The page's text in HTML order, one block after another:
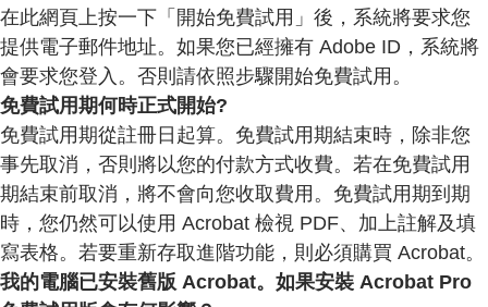
在此網頁上按一下「開始免費試用」後，系統將要求您
提供電子郵件地址。如果您已經擁有 Adobe ID，系統將
會要求您登入。否則請依照步驟開始免費試用。
免費試用期何時正式開始?
免費試用期從註冊日起算。免費試用期結束時，除非您
事先取消，否則將以您的付款方式收費。若在免費試用
期結束前取消，將不會向您收取費用。免費試用期到期
時，您仍然可以使用 Acrobat 檢視 PDF、加上註解及填
寫表格。若要重新存取進階功能，則必須購買 Acrobat。
我的電腦已安裝舊版 Acrobat。如果安裝 Acrobat Pro